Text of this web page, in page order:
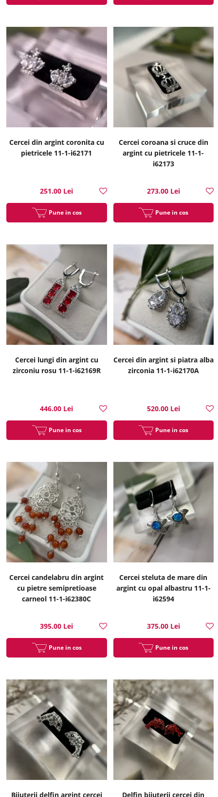
Cercei din argint coronita cu
pietricele 11-1-i62171
251.00 Lei
Pune in cos
Cercei coroana si cruce din
argint cu pietricele 11-1-
i62173
273.00 Lei
Pune in cos
Cercei lungi din argint cu
zirconiu rosu 11-1-i62169R
446.00 Lei
Pune in cos
Cercei din argint si piatra alba
zirconia 11-1-i62170A
520.00 Lei
Pune in cos
Cercei candelabru din argint
cu pietre semipretioase
carneol 11-1-i62380C
395.00 Lei
Pune in cos
Cercei steluta de mare din
argint cu opal albastru 11-1-
i62594
375.00 Lei
Pune in cos
Bijuterii delfin argint cercei Delfin bijuterii cercei din